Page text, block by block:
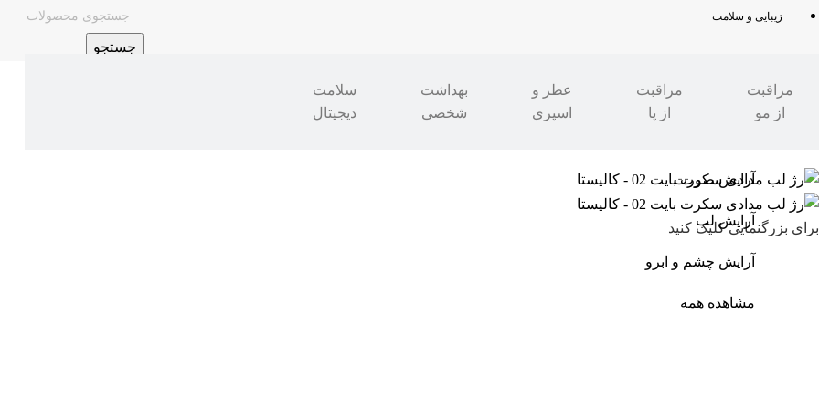
جستجو
زیبایی و سلامت
مراقبت
از مو
مراقبت
از پا
عطر و
اسپری
بهداشت
شخصی
سلامت
دیجیتال
آرایش صورت
آرایش لب
آرایش چشم و ابرو
مشاهده همه
مدرن شو» زیبایی و سلامت» آرایش لب
برای بزرگنمایی کلیک کنید